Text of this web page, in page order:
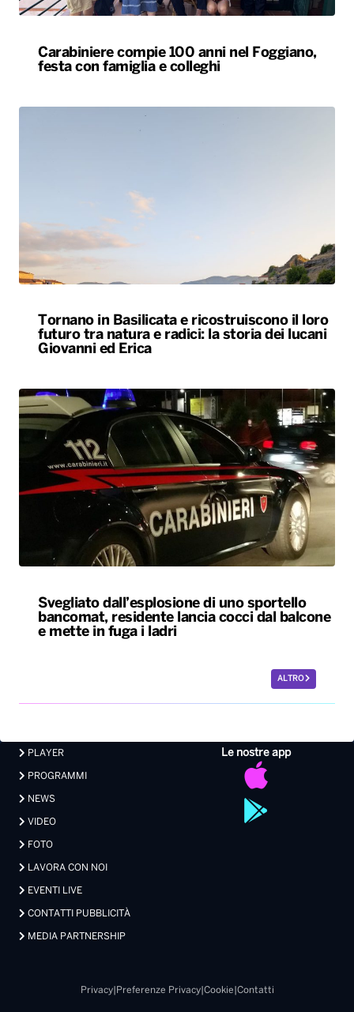
Carabiniere compie 100 anni nel Foggiano,
festa con famiglia e colleghi
Tornano in Basilicata e ricostruiscono il loro
futuro tra natura e radici: la storia dei lucani
Giovanni ed Erica
Svegliato dall’esplosione di uno sportello
bancomat, residente lancia cocci dal balcone
e mette in fuga i ladri
ALTRO
Le nostre app
PLAYER
PROGRAMMI
NEWS
VIDEO
FOTO
LAVORA CON NOI
EVENTI LIVE
CONTATTI PUBBLICITÀ
MEDIA PARTNERSHIP
Privacy| Preferenze Privacy| Cookie Contatti